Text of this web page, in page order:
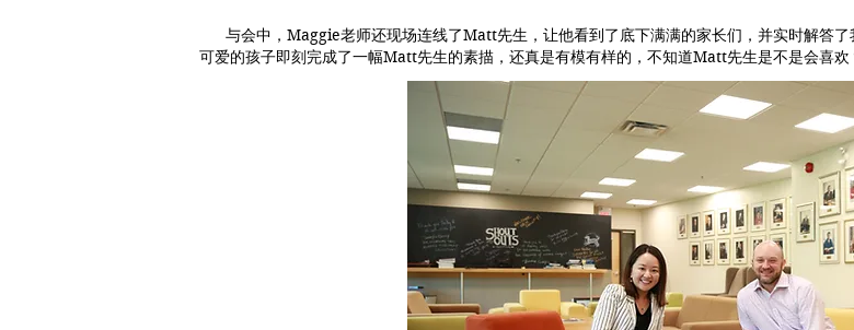
与会中，Maggie老师还现场连线了Matt先生，让他看到了底下满满的家长们，并实时解答了
可爱的孩子即刻完成了一幅Matt先生的素描，还真是有模有样的，不知道Matt先生是不是会喜欢